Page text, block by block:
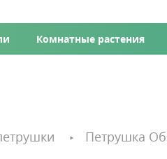
Комнатные растения
Петрушка